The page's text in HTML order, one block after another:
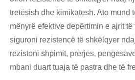
tretësish dhe kimikatesh. Ato mund
mënyrë efektive depërtimin e ajrit
siguroni rezistencë të shkëlqyer
rezistoni shpimit, prerjes,
mbani duart tuaja të pastra dhe të